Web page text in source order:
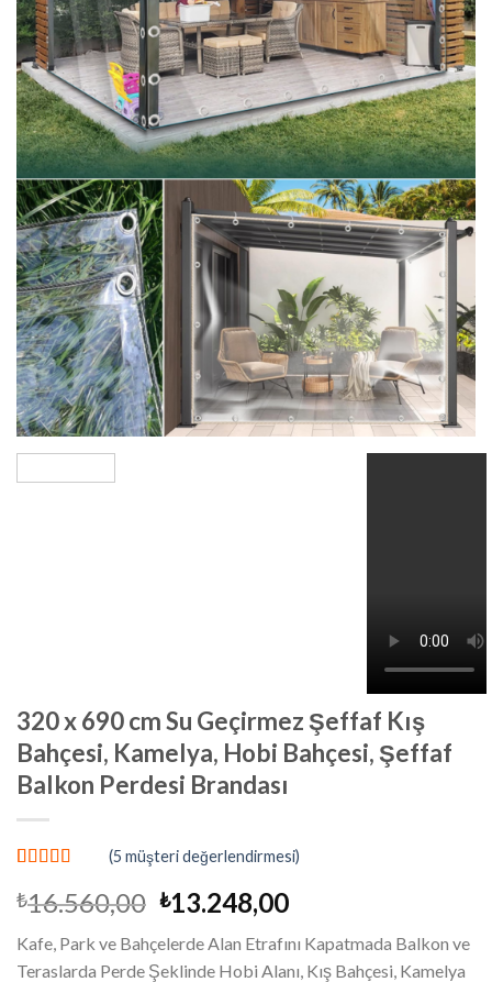
320 x 690 cm Su Geçirmez Şeffaf Kış
Bahçesi, Kamelya, Hobi Bahçesi, Şeffaf
Balkon Perdesi Brandası
puanına
dayanarak 5
üzerinden
5.00puan
aldı
(5 müşteri değerlendirmesi)
₺16.560,00 Orijinal
₺16.560,00.
₺13.248,00Şu
fiyat:
Kafe, Park ve Bahçelerde Alan Etrafını Kapatmada Balkon ve
Teraslarda Perde Şeklinde Hobi Alanı, Kış Bahçesi, Kamelya